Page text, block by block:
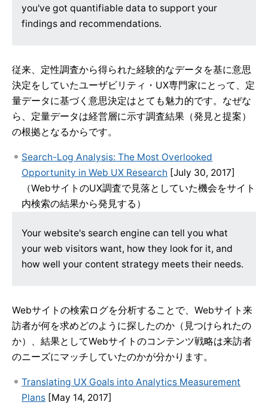
you've got quantifiable data to support your
findings and recommendations.
従来、定性調査から得られた経験的なデータを基に意思
決定をしていたユーザビリティ・UX専門家にとって、定
量データに基づく意思決定はとても魅力的です。なぜな
ら、定量データは経営層に示す調査結果（発見と提案）
の根拠となるからです。
Search-Log Analysis: The Most Overlooked
Opportunity in Web UX Research [July 30, 2017]
（WebサイトのUX調査で見落としていた機会をサイト
内検索の結果から発見する）
Your website's search engine can tell you what
your web visitors want, how they look for it, and
how well your content strategy meets their needs.
Webサイトの検索ログを分析することで、Webサイト来
訪者が何を求めどのように探したのか（見つけられたの
か）、結果としてWebサイトのコンテンツ戦略は来訪者
のニーズにマッチしていたのかが分かります。
Translating UX Goals into Analytics Measurement
Plans [May 14, 2017]